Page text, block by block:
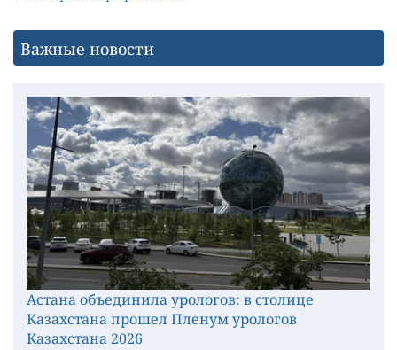
Важные новости
Астана объединила урологов: в столице
Казахстана прошел Пленум урологов
Казахстана 2026